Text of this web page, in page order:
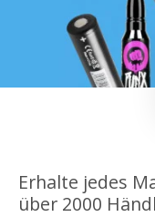
Erhalte jedes
über 2000